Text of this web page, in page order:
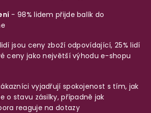
- 98% lidem přijde balík do
jsou ceny zboží odpovídající, 25% lidí
ceny jako největší výhodu e-shopu
vyjadřují spokojenost s tím, jak
o stavu zásilky, případně jak
reaguje na dotazy